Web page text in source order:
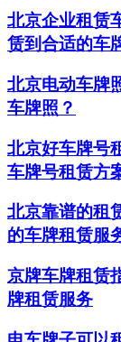
北京企业租赁
赁到合适的车
北京电动车牌
车牌照？
北京好车牌号
车牌号租赁方
北京靠谱的租
的车牌租赁服
京牌车牌租赁
牌租赁服务